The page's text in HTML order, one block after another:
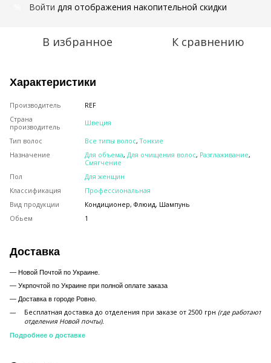
Войти для отображения накопительной скидки
В избранное К сравнению
Характеристики
Производитель
REF
Страна
производитель
Швеция
Тип волос Все типы волос,Тонкие
Назначение
Для объема, Для очищения волос, Разглаживание,
Смягчение
Пол
Для женщин
Классификация
Профессиональная
Вид продукции
Кондиционер, Флюид, Шампунь
Обьем
1
Доставка
— Новой Почтой по Украине.
— Укрпочтой по Украине при полной оплате заказа
— Доставка в городе Ровно.
Бесплатная доставка до отделения при заказе от 2500 грн (где работают
отделения Новой почты).
Подробнее о доставке